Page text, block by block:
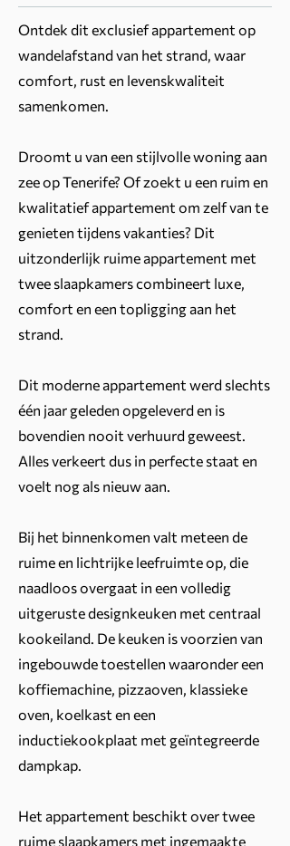
Ontdek dit exclusief appartement op
wandelafstand van het strand, waar
comfort, rust en levenskwaliteit
samenkomen.
Droomt u van een stijlvolle woning aan
zee op Tenerife? Of zoekt u een ruim en
kwalitatief appartement om zelf van te
genieten tijdens vakanties? Dit
uitzonderlijk ruime appartement met
twee slaapkamers combineert luxe,
comfort en een topligging aan het
strand.
Dit moderne appartement werd slechts
één jaar geleden opgeleverd en is
bovendien nooit verhuurd geweest.
Alles verkeert dus in perfecte staat en
voelt nog als nieuw aan.
Bij het binnenkomen valt meteen de
ruime en lichtrijke leefruimte op, die
naadloos overgaat in een volledig
uitgeruste designkeuken met centraal
kookeiland. De keuken is voorzien van
ingebouwde toestellen waaronder een
koffiemachine, pizzaoven, klassieke
oven, koelkast en een
inductiekookplaat met geïntegreerde
dampkap.
Het appartement beschikt over twee
ruime slaapkamers met ingemaakte